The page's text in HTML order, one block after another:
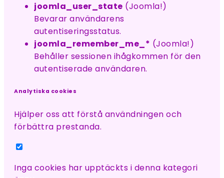
joomla_user_state (Joomla!)
Bevarar användarens
autentiseringsstatus.
joomla_remember_me_* (Joomla!)
Behåller sessionen ihågkommen för den
autentiserade användaren.
Analytiska cookies
Hjälper oss att förstå användningen och
förbättra prestanda.
Inga cookies har upptäckts i denna kategori